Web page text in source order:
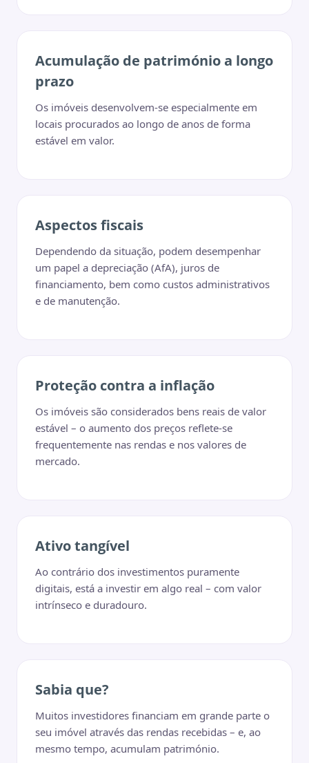
Acumulação de património a longo
prazo
Os imóveis desenvolvem-se especialmente em
locais procurados ao longo de anos de forma
estável em valor.
Aspectos fiscais
Dependendo da situação, podem desempenhar
um papel a depreciação (AfA), juros de
financiamento, bem como custos administrativos
e de manutenção.
Proteção contra a inflação
Os imóveis são considerados bens reais de valor
estável – o aumento dos preços reflete-se
frequentemente nas rendas e nos valores de
mercado.
Ativo tangível
Ao contrário dos investimentos puramente
digitais, está a investir em algo real – com valor
intrínseco e duradouro.
Sabia que?
Muitos investidores financiam em grande parte o
seu imóvel através das rendas recebidas – e, ao
mesmo tempo, acumulam património.